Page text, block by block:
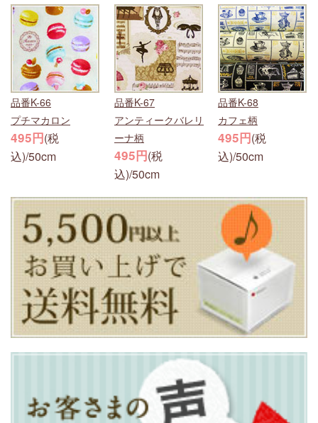
品番K-66
プチマカロン
495円(税
込)/50cm
品番K-67
アンティークバレリ
ーナ柄
495円(税
込)/50cm
品番K-68
カフェ柄
495円(税
込)/50cm